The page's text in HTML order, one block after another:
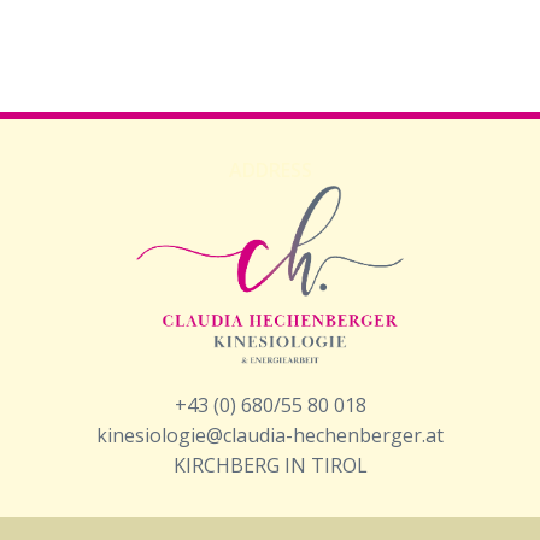
+43 (0) 680/55 80 018
kinesiologie@claudia-hechenberger.at
KIRCHBERG IN TIROL